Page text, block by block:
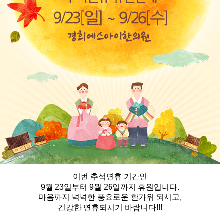
이번 추석연휴 기간인
9월 23일부터 9월 26일까지 휴원입니다.
마음까지 넉넉한 풍요로운 한가위 되시고,
건강한 연휴되시기 바랍니다!!!